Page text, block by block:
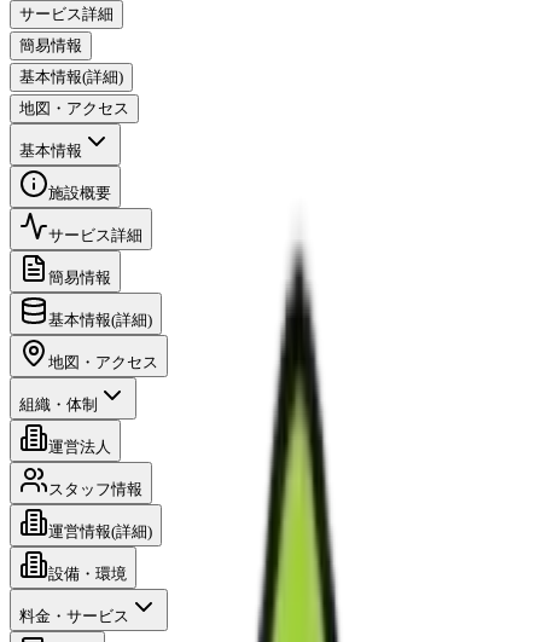
サービス詳細
簡易情報
基本情報(詳細)
地図・アクセス
基本情報
施設概要
サービス詳細
簡易情報
基本情報(詳細)
地図・アクセス
組織・体制
運営法人
スタッフ情報
運営情報(詳細)
設備・環境
料金・サービス